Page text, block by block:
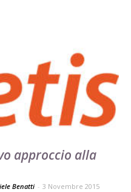
approccio alla
Benatti - 3 Novembre 2015